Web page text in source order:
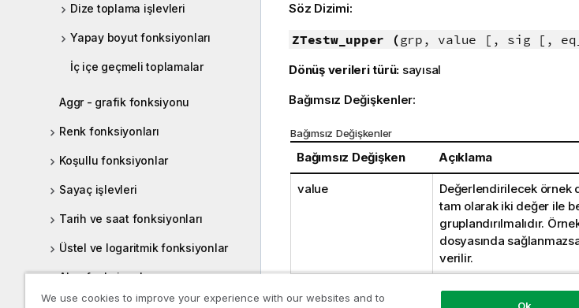
Dize toplama işlevleri
Yapay boyut fonksiyonları
İç içe geçmeli toplamalar
Aggr - grafik fonksiyonu
Renk fonksiyonları
Koşullu fonksiyonlar
Sayaç işlevleri
Tarih ve saat fonksiyonları
Üstel ve logaritmik fonksiyonlar
Alan fonksiyonları
Söz Dizimi:
ZTestw_upper (grp, value [, sig [,
Dönüş verileri türü: sayısal
Bağımsız Değişkenler:
Bağımsız Değişkenler
Bağımsız Değişken Açıklama
value Değerlendirilecek örnek
tam olarak iki değer ile
gruplandırılmalıdır.
dosyasında
verilir.
İki örnek grubun her
We use cookies to improve your experience with our websites and to